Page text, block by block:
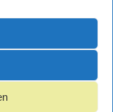
Ernst Wurm und